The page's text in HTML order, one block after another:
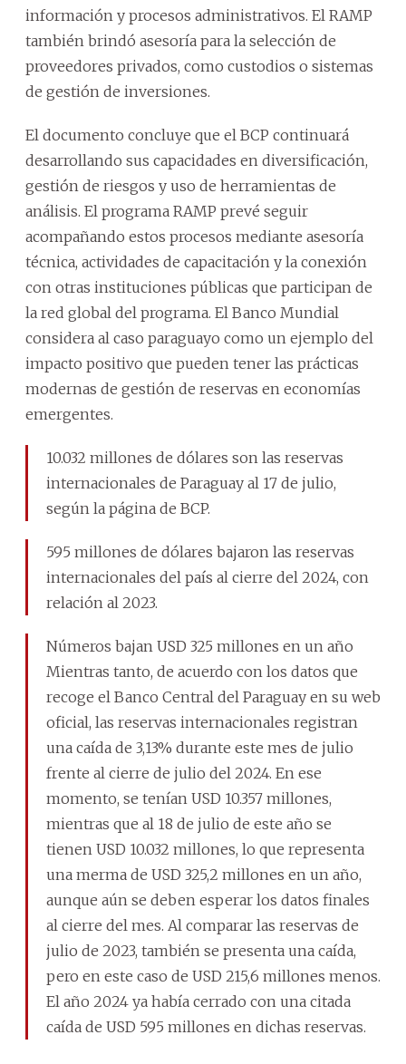
información y procesos administrativos. El RAMP
también brindó asesoría para la selección de
proveedores privados, como custodios o sistemas
de gestión de inversiones.
El documento concluye que el BCP continuará
desarrollando sus capacidades en diversificación,
gestión de riesgos y uso de herramientas de
análisis. El programa RAMP prevé seguir
acompañando estos procesos mediante asesoría
técnica, actividades de capacitación y la conexión
con otras instituciones públicas que participan de
la red global del programa. El Banco Mundial
considera al caso paraguayo como un ejemplo del
impacto positivo que pueden tener las prácticas
modernas de gestión de reservas en economías
emergentes.
10.032 millones de dólares son las reservas
internacionales de Paraguay al 17 de julio,
según la página de BCP.
595 millones de dólares bajaron las reservas
internacionales del país al cierre del 2024, con
relación al 2023.
Números bajan USD 325 millones en un año
Mientras tanto, de acuerdo con los datos que
recoge el Banco Central del Paraguay en su web
oficial, las reservas internacionales registran
una caída de 3,13% durante este mes de julio
frente al cierre de julio del 2024. En ese
momento, se tenían USD 10.357 millones,
mientras que al 18 de julio de este año se
tienen USD 10.032 millones, lo que representa
una merma de USD 325,2 millones en un año,
aunque aún se deben esperar los datos finales
al cierre del mes. Al comparar las reservas de
julio de 2023, también se presenta una caída,
pero en este caso de USD 215,6 millones menos.
El año 2024 ya había cerrado con una citada
caída de USD 595 millones en dichas reservas.